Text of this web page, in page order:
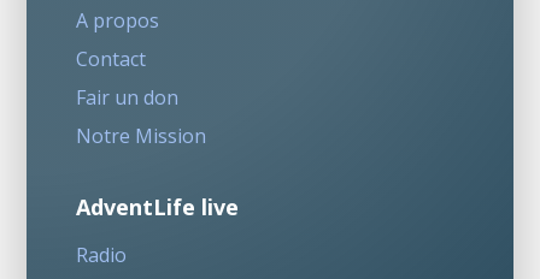
A propos
Contact
Fair un don
Notre Mission
AdventLife live
Radio